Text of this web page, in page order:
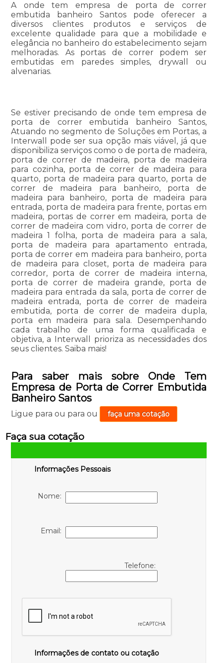
A onde tem empresa de porta de correr
embutida banheiro Santos pode oferecer a
diversos clientes produtos e serviços de
excelente qualidade para que a mobilidade e
elegância no banheiro do estabelecimento sejam
melhoradas. As portas de correr podem ser
embutidas em paredes simples, drywall ou
alvenarias.
Se estiver precisando de onde tem empresa de
porta de correr embutida banheiro Santos,
Atuando no segmento de Soluções em Portas, a
Interwall pode ser sua opção mais viável, já que
disponibiliza serviços como o de porta de madeira,
porta de correr de madeira, porta de madeira
para cozinha, porta de correr de madeira para
quarto, porta de madeira para quarto, porta de
correr de madeira para banheiro, porta de
madeira para banheiro, porta de madeira para
entrada, porta de madeira para frente, portas em
madeira, portas de correr em madeira, porta de
correr de madeira com vidro, porta de correr de
madeira 1 folha, porta de madeira para a sala,
porta de madeira para apartamento entrada,
porta de correr em madeira para banheiro, porta
de madeira para closet, porta de madeira para
corredor, porta de correr de madeira interna,
porta de correr de madeira grande, porta de
madeira para entrada da sala, porta de correr de
madeira entrada, porta de correr de madeira
embutida, porta de correr de madeira dupla,
porta em madeira para sala. Desempenhando
cada trabalho de uma forma qualificada e
objetiva, a Interwall prioriza as necessidades dos
seus clientes. Saiba mais!
Para saber mais sobre Onde Tem
Empresa de Porta de Correr Embutida
Banheiro Santos
Ligue para ou para ou faça uma cotação
Faça sua cotação
Informações Pessoais
Nome:
Email:
Telefone:
Informações de contato ou cotação